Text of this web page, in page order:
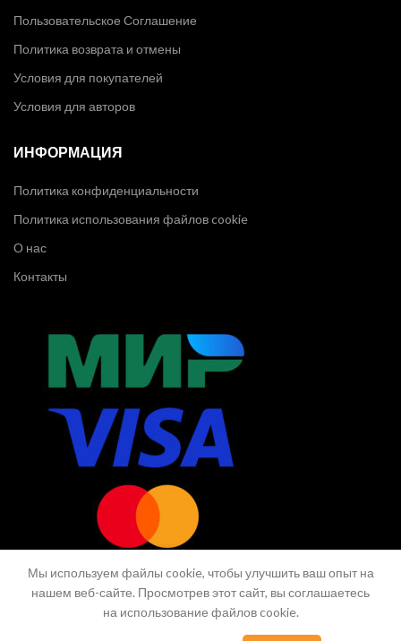
Пользовательское Соглашение
Политика возврата и отмены
Условия для покупателей
Условия для авторов
ИНФОРМАЦИЯ
Политика конфиденциальности
Политика использования файлов cookie
О нас
Контакты
Мы используем файлы cookie, чтобы улучшить ваш опыт на
нашем веб-сайте. Просмотрев этот сайт, вы соглашаетесь
на использование файлов cookie.